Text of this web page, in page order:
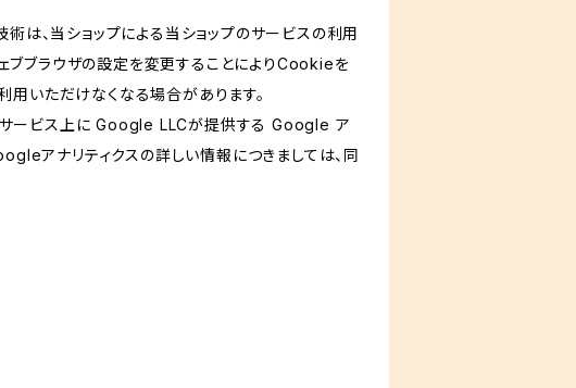
は、当ショップによる当ショップのサービスの利用
ブブラウザの設定を変更することによりCookieを
用いただけなくなる場合があります。
本サービス上に Google LLCが提供する Google ア
アナリティクスの詳しい情報につきましては、同